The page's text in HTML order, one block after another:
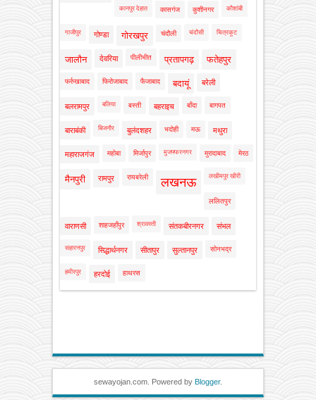
कानपुर देहात कासगंज कुशीनगर कौशांबी
गाजीपुर गोण्डा गोरखपुर चंदौली चंदौसी चित्रकूट
जालौन देवरिया पीलीभीत प्रतापगढ़ फतेहपुर
फर्रुखाबाद फिरोजाबाद फैजाबाद बदायूं बरेली
बलरामपुर बलिया बस्ती बहराइच बाँदा बागपत
बाराबंकी बिजनौर बुलंदशहर भदोही मऊ मथुरा
महाराजगंज महोबा मिर्जापुर मुजफ्फरनगर मुरादाबाद मेरठ
मैनपुरी रामपुर रायबरेली लखनऊ लखीमपुर खीरी
ललितपुर
वाराणसी शाहजहाँपुर श्रावस्ती संतकबीरनगर संभल
सहारनपुर सिद्धार्थनगर सीतापुर सुल्तानपुर सोनभद्र
हमीरपुर हरदोई हाथरस
sewayojan.com. Powered by Blogger.